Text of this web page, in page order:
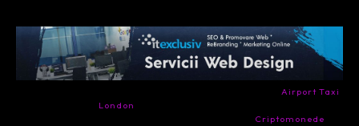
Airport Taxi
London
Criptomonede